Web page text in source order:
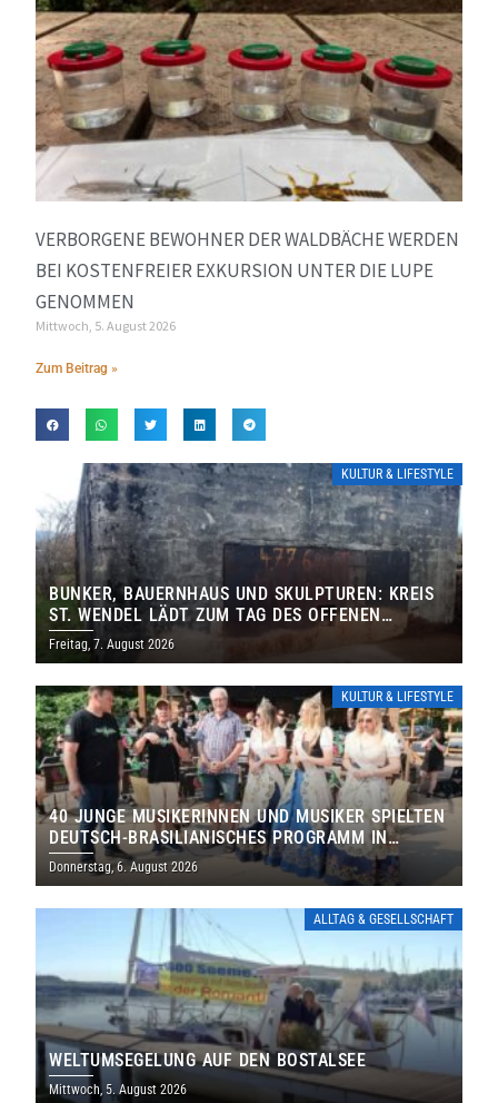
VERBORGENE BEWOHNER DER WALDBÄCHE WERDEN
BEI KOSTENFREIER EXKURSION UNTER DIE LUPE
GENOMMEN
Mittwoch, 5. August 2026
Zum Beitrag »
KULTUR & LIFESTYLE
BUNKER, BAUERNHAUS UND SKULPTUREN: KREIS
ST. WENDEL LÄDT ZUM TAG DES OFFENEN
DENKMALS EIN
Freitag, 7. August 2026
KULTUR & LIFESTYLE
40 JUNGE MUSIKERINNEN UND MUSIKER SPIELTEN
DEUTSCH-BRASILIANISCHES PROGRAMM IN
THOLEY
Donnerstag, 6. August 2026
ALLTAG & GESELLSCHAFT
WELTUMSEGELUNG AUF DEN BOSTALSEE
Mittwoch, 5. August 2026